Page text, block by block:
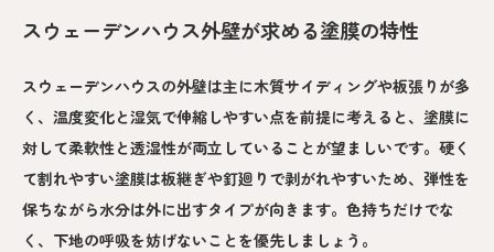
スウェーデンハウス外壁が求める塗膜の特性
スウェーデンハウスの外壁は主に木質サイディングや板張りが多
く、温度変化と湿気で伸縮しやすい点を前提に考えると、塗膜に
対して柔軟性と透湿性が両立していることが望ましいです。硬く
て割れやすい塗膜は板継ぎや釘廻りで剥がれやすいため、弾性を
保ちながら水分は外に出すタイプが向きます。色持ちだけでな
く、下地の呼吸を妨げないことを優先しましょう。